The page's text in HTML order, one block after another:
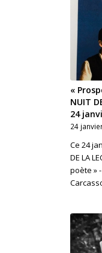
«
NUIT
24
24
Ce 24
DE LA
poète »